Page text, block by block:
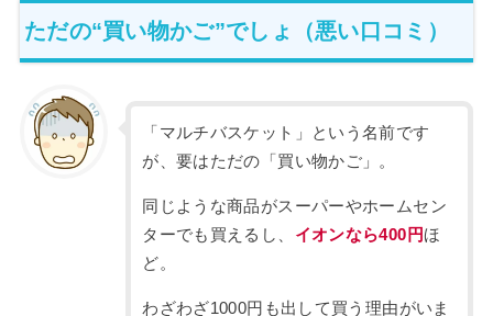
ただの“買い物かご”でしょ（悪い口コミ）
「マルチバスケット」という名前です
が、要はただの「買い物かご」。
同じような商品がスーパーやホームセン
ターでも買えるし、 イオンなら400円ほ
ど。
わざわざ1000円も出して買う理由がいま